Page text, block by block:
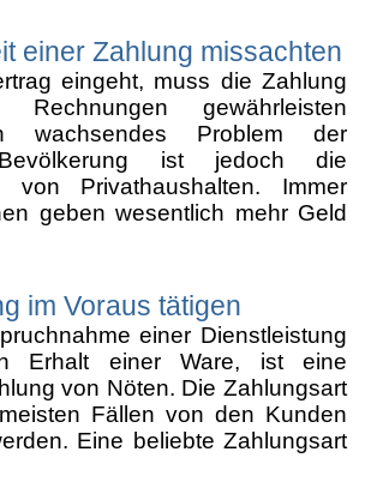
einer Zahlung missachten
eingeht, muss die Zahlung
gewährleisten
wachsendes Problem der
ist jedoch die
von Privathaushalten. Immer
geben wesentlich mehr Geld
im Voraus tätigen
einer Dienstleistung
Erhalt einer Ware, ist eine
von Nöten. Die Zahlungsart
Fällen von den Kunden
Eine beliebte Zahlungsart